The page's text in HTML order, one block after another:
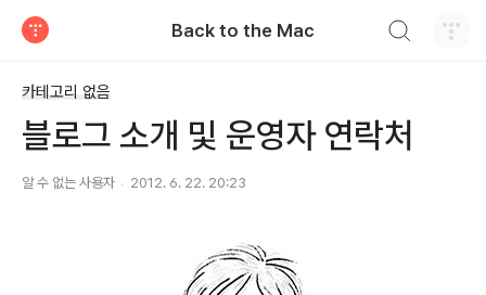
Back to the Mac
카테고리 없음
블로그 소개 및 운영자 연락처
알 수 없는 사용자 2012. 6. 22. 20:23